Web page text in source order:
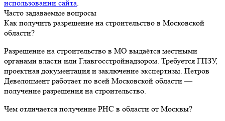
использовании сайта
Часто задаваемые вопросы
Как получить разрешение на строительство в Московской
области?
Разрешение на строительство в МО выдаётся местными
органами власти или Главгосстройнадзором. Требуется ГПЗУ,
проектная документация и заключение экспертизы. Петров
Девелопмент работает по всей Московской области —
получение разрешения на строительство.
Чем отличается получение РНС в области от Москвы?